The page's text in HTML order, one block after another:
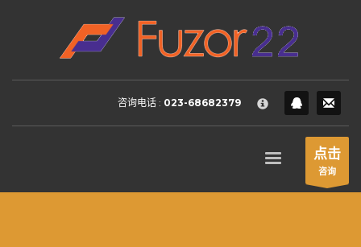
HOW TO SHOP
Login or create new account.
2 Review your order.
FREEshipment
If you still have problems, please let us know, by sending an
SHOWROOM HOURS
咨询电话 : 023-68682379
点击
咨询